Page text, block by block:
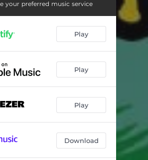
02:53
--
sind da --
Wand 03:37
--
your preferred music service
Play
Play
Play
Download